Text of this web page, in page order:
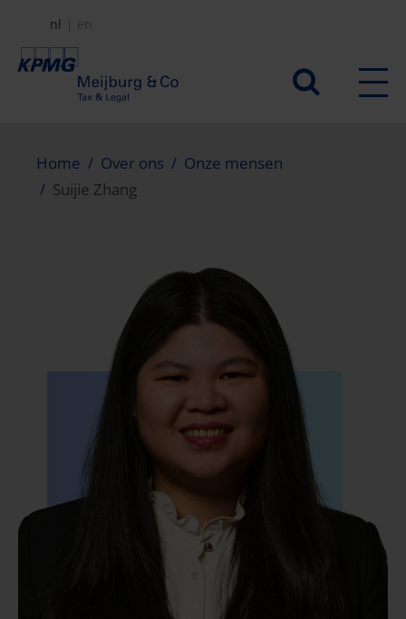
naar
Secundair
nl en
Home Over ons
Onze mensen
Suijie Zhang